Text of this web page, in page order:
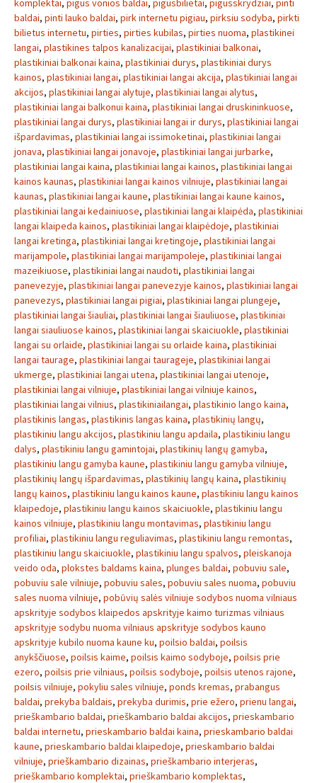
komplektai, pigus vonios baldai, pigusbilietai, pigusskrydziai, pinti
baldai, pinti lauko baldai, pirk internetu pigiau, pirksiu sodyba, pirkti
bilietus internetu, pirties, pirties kubilas, pirties nuoma, plastikinei
langai, plastikines talpos kanalizacijai, plastikiniai balkonai,
plastikiniai balkonai kaina, plastikiniai durys, plastikiniai durys
kainos, plastikiniai langai, plastikiniai langai akcija, plastikiniai langai
akcijos, plastikiniai langai alytuje, plastikiniai langai alytus,
plastikiniai langai balkonui kaina, plastikiniai langai druskininkuose,
plastikiniai langai durys, plastikiniai langai ir durys, plastikiniai langai
išpardavimas, plastikiniai langai issimoketinai, plastikiniai langai
jonava, plastikiniai langai jonavoje, plastikiniai langai jurbarke,
plastikiniai langai kaina, plastikiniai langai kainos, plastikiniai langai
kainos kaunas, plastikiniai langai kainos vilniuje, plastikiniai langai
kaunas, plastikiniai langai kaune, plastikiniai langai kaune kainos,
plastikiniai langai kedainiuose, plastikiniai langai klaipėda, plastikiniai
langai klaipeda kainos, plastikiniai langai klaipėdoje, plastikiniai
langai kretinga, plastikiniai langai kretingoje, plastikiniai langai
marijampole, plastikiniai langai marijampoleje, plastikiniai langai
mazeikiuose, plastikiniai langai naudoti, plastikiniai langai
panevezyje, plastikiniai langai panevezyje kainos, plastikiniai langai
panevezys, plastikiniai langai pigiai, plastikiniai langai plungeje,
plastikiniai langai šiauliai, plastikiniai langai šiauliuose, plastikiniai
langai siauliuose kainos, plastikiniai langai skaiciuokle, plastikiniai
langai su orlaide, plastikiniai langai su orlaide kaina, plastikiniai
langai taurage, plastikiniai langai taurageje, plastikiniai langai
ukmerge, plastikiniai langai utena, plastikiniai langai utenoje,
plastikiniai langai vilniuje, plastikiniai langai vilniuje kainos,
plastikiniai langai vilnius, plastikiniailangai, plastikinio lango kaina,
plastikinis langas, plastikinis langas kaina, plastikinių langų,
plastikiniu langu akcijos, plastikiniu langu apdaila, plastikiniu langu
dalys, plastikiniu langu gamintojai, plastikinių langų gamyba,
plastikiniu langu gamyba kaune, plastikiniu langu gamyba vilniuje,
plastikinių langų išpardavimas, plastikinių langų kaina, plastikinių
langų kainos, plastikiniu langu kainos kaune, plastikiniu langu kainos
klaipedoje, plastikiniu langu kainos skaiciuokle, plastikiniu langu
kainos vilniuje, plastikiniu langu montavimas, plastikiniu langu
profiliai, plastikiniu langu reguliavimas, plastikiniu langu remontas,
plastikiniu langu skaiciuokle, plastikiniu langu spalvos, pleiskanoja
veido oda, plokstes baldams kaina, plunges baldai, pobuviu sale,
pobuviu sale vilniuje, pobuviu sales, pobuviu sales nuoma, pobuviu
sales nuoma vilniuje, pobūvių salės vilniuje sodybos nuoma vilniaus
apskrityje sodybos klaipedos apskrityje kaimo turizmas vilniaus
apskrityje sodybu nuoma vilniaus apskrityje sodybos kauno
apskrityje kubilo nuoma kaune ku, poilsio baldai, poilsis
anykščiuose, poilsis kaime, poilsis kaimo sodyboje, poilsis prie
ezero, poilsis prie vilniaus, poilsis sodyboje, poilsis utenos rajone,
poilsis vilniuje, pokyliu sales vilniuje, ponds kremas, prabangus
baldai, prekyba baldais, prekyba durimis, prie ežero, prienu langai,
prieškambario baldai, prieškambario baldai akcijos, prieskambario
baldai internetu, prieskambario baldai kaina, prieskambario baldai
kaune, prieskambario baldai klaipedoje, prieskambario baldai
vilniuje, prieškambario dizainas, prieškambario interjeras,
prieškambario komplektai, prieškambario komplektas,